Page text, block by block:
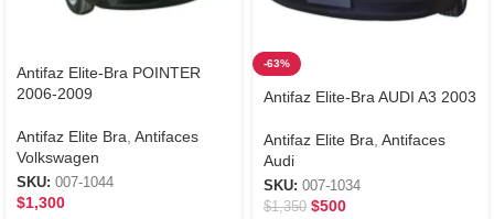
Antifaz Elite-Bra POINTER
2006-2009
Antifaz Elite Bra Antifaces
Volkswagen
SKU: 007-1044
$1,300
-63%
Antifaz Elite-Bra AUDI A3 2003
Antifaz Elite Bra Antifaces
Audi
SKU: 007-1034
$1,350 $500